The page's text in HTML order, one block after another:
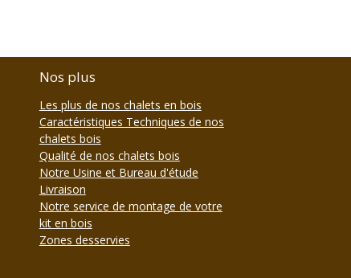
Nos plus
Les plus de nos chalets en bois
Caractéristiques Techniques de nos
chalets bois
Qualité de nos chalets bois
Notre Usine et Bureau d'étude
Livraison
Notre service de montage de votre
kit en bois
Zones desservies